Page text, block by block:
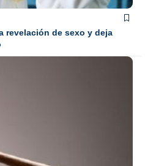
revelación de sexo y deja